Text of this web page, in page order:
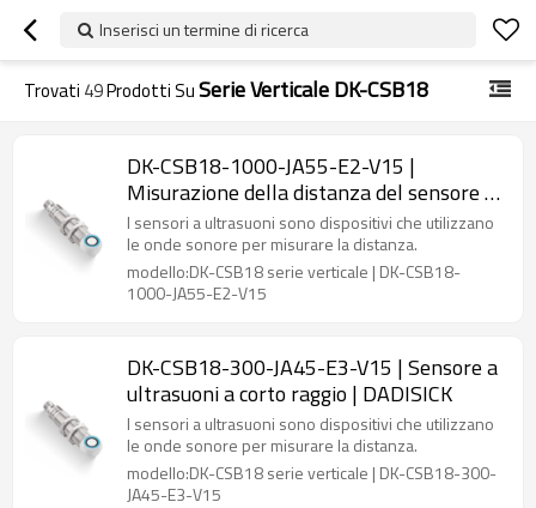
Inserisci un termine di ricerca
Trovati 49Prodotti SuSerie Verticale DK-CSB18
DK-CSB18-1000-JA55-E2-V15 |
Misurazione della distanza del sensore a
ultrasuoni | DADISICK
I sensori a ultrasuoni sono dispositivi che utilizzano
le onde sonore per misurare la distanza.
modello:DK-CSB18 serie verticale | DK-CSB18-
1000-JA55-E2-V15
DK-CSB18-300-JA45-E3-V15 | Sensore a
ultrasuoni a corto raggio | DADISICK
I sensori a ultrasuoni sono dispositivi che utilizzano
le onde sonore per misurare la distanza.
modello:DK-CSB18 serie verticale | DK-CSB18-300-
JA45-E3-V15